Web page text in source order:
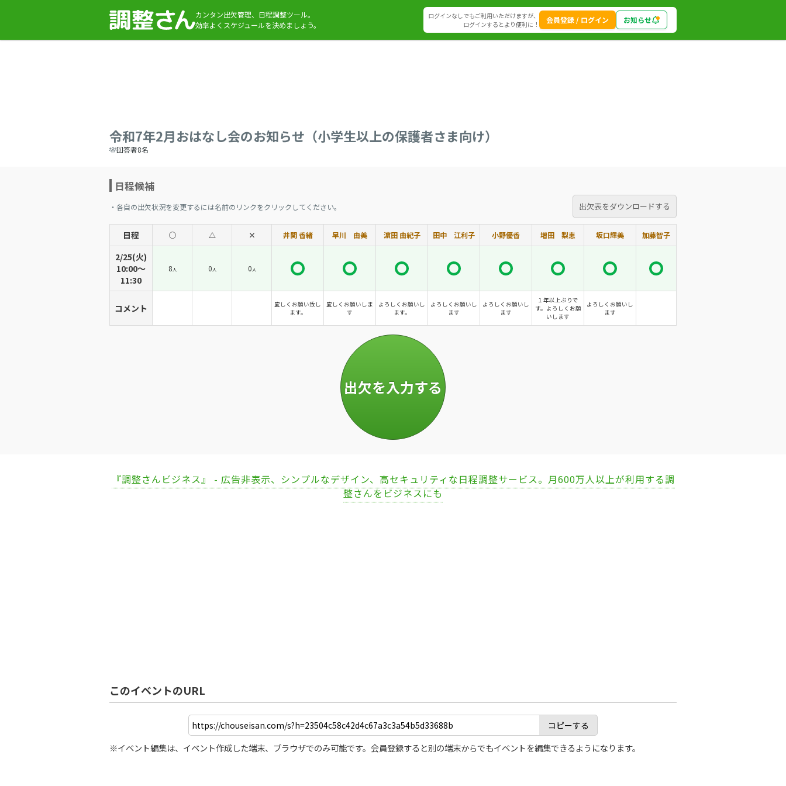
カンタン出欠管理、日程調整ツール。
効率よくスケジュールを決めましょう。
ログインなしでもご利用いただけますが、
ログインするとより便利に！
会員登録 / ログイン お知らせ
令和7年2月おはなし会のお知らせ（小学生以上の保護者さま向け）
回答者8名
日程候補
・各自の出欠状況を変更するには名前のリンクをクリックしてください。 出欠表をダウンロードする
日程 ◯ △ × 井関 香緒 早川 由美 濵田 由紀子 田中 江利子 小野優香 増田 梨恵 坂口輝美 加藤智子
2/25(火)
10:00〜
11:30
8人 0人 0人
コメント
宜しくお願い致し
ます。
宜しくお願いしま
す
よろしくお願いし
ます。
よろしくお願いし
ます
よろしくお願いし
ます
１年以上ぶりで
す。よろしくお願
いします
よろしくお願いし
ます
『調整さんビジネス』 - 広告非表示、シンプルなデザイン、高セキュリティな日程調整サービス。月600万人以上が利用する調
整さんをビジネスにも
このイベントのURL
コピーする
※イベント編集は、イベント作成した端末、ブラウザでのみ可能です。会員登録すると別の端末からでもイベントを編集できるようになります。